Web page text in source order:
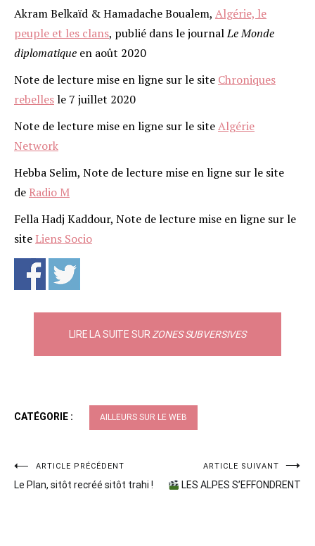
Akram Belkaïd & Hamadache Boualem, Algérie, le
peuple et les clans, publié dans le journalLe Monde
diplomatique en août 2020
Note de lecture mise en ligne sur le site Chroniques
rebellesle 7 juillet 2020
Note de lecture mise en ligne sur le siteAlgérie
Network
Hebba Selim, Note de lecture mise en ligne sur le site
de Radio M
Fella Hadj Kaddour, Note de lecture mise en ligne sur le
site Liens Socio
LIRE LA SUITE SURZONES SUBVERSIVES
CATÉGORIE : AILLEURS SUR LE WEB
Navigation
de
ARTICLE PRÉCÉDENT
Le Plan, sitôt recréé sitôt trahi !
ARTICLE SUIVANT
LES ALPES S’EFFONDRENT